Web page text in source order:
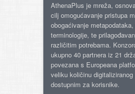
AthenaPlus je mreža,
cilj omogućavanje pristupa
obogaćivanje
terminologije, te
različitim potrebama.
ukupno 40 partnera iz 21
povezana s Europeana
veliku količinu
dostupnim za korisnike.